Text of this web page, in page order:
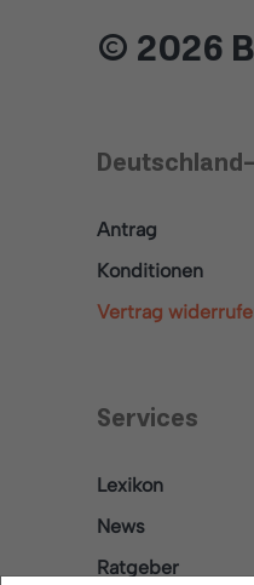
© 2026
Antrag
Konditionen
Vertrag
Services
Lexikon
News
Ratgeber